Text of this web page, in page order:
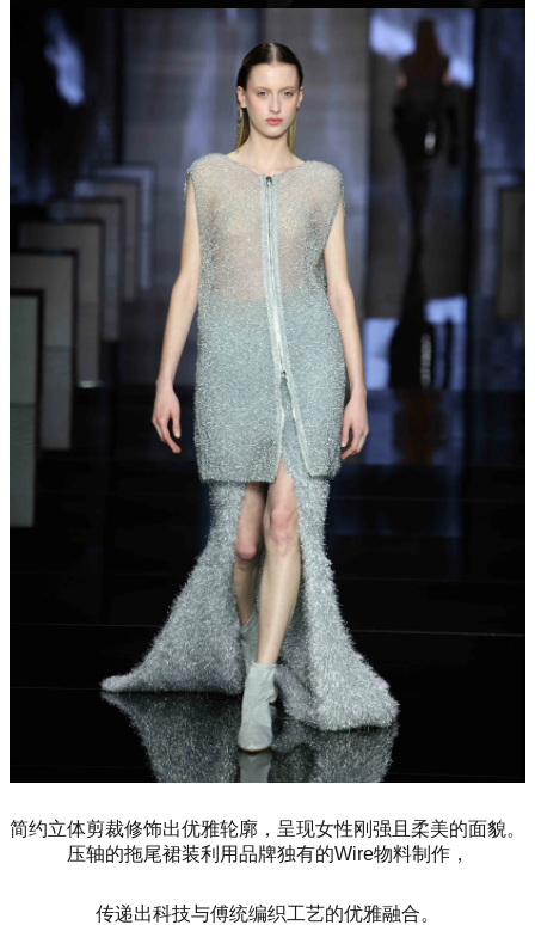
简约立体剪裁修饰出优雅轮廓，呈现女性刚强且柔美的面貌。
压轴的拖尾裙装利用品牌独有的Wire物料制作，
传递出科技与傅统编织工艺的优雅融合。